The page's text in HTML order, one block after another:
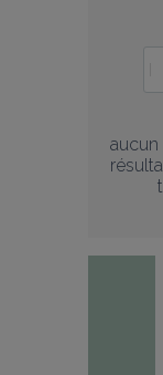
aucun
résulta
t